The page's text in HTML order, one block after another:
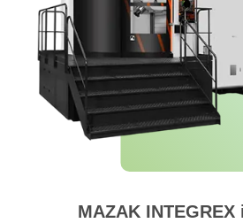
MAZAK INTEGREX